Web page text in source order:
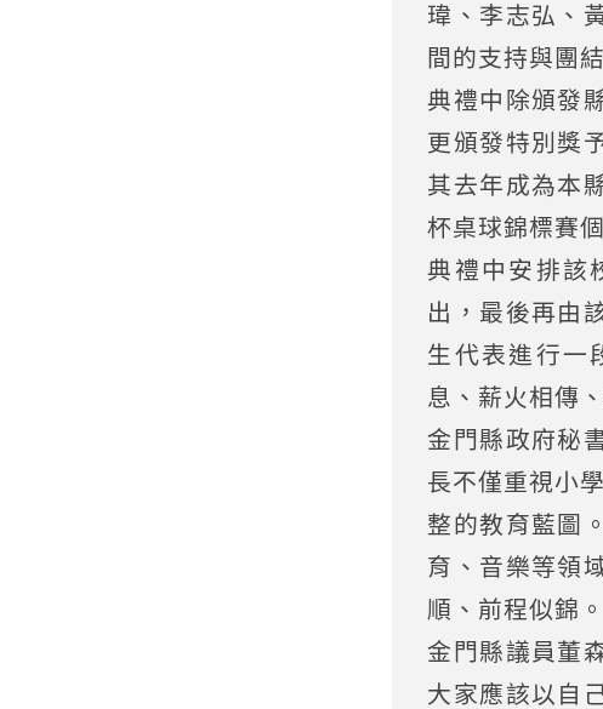
瑋、李志弘、
間的支持與團結
典禮中除頒發
更頒發特別獎
其去年成為本
杯桌球錦標賽
典禮中安排該
出，最後再由
生代表進行一
息、薪火相傳
金門縣政府秘
長不僅重視小
整的教育藍圖
育、音樂等領
順、前程似錦。
金門縣議員董
大家應該以自